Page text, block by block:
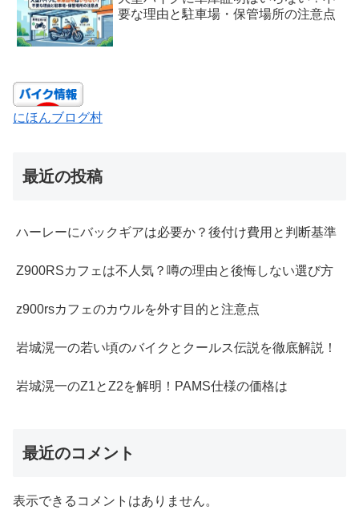
要な理由と駐車場・保管場所の注意点
にほんブログ村
最近の投稿
ハーレーにバックギアは必要か？後付け費用と判断基準
Z900RSカフェは不人気？噂の理由と後悔しない選び方
z900rsカフェのカウルを外す目的と注意点
岩城滉一の若い頃のバイクとクールス伝説を徹底解説！
岩城滉一のZ1とZ2を解明！PAMS仕様の価格は
最近のコメント
表示できるコメントはありません。